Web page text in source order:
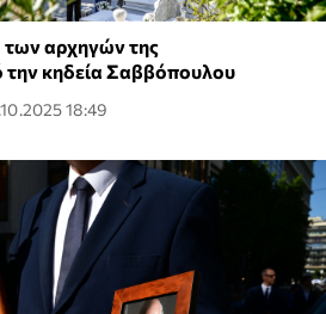
των αρχηγών της
την κηδεία Σαββόπουλου
18:49